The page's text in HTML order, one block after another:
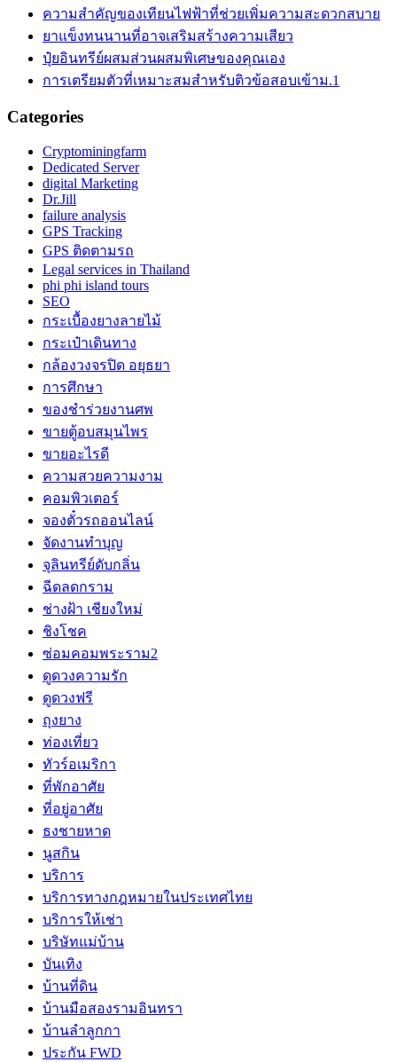
ความสำคัญของเทียนไฟฟ้าที่ช่วยเพิ่มความสะดวกสบาย
ยาแข็งทนนานที่อาจเสริมสร้างความเสียว
ปุ๋ยอินทรีย์ผสมส่วนผสมพิเศษของคุณเอง
การเตรียมตัวที่เหมาะสมสำหรับติวข้อสอบเข้าม.1
Categories
Cryptominingfarm
Dedicated Server
digital Marketing
Dr.Jill
failure analysis
GPS Tracking
GPS ติดตามรถ
Legal services in Thailand
phi phi island tours
SEO
กระเบื้องยางลายไม้
กระเป๋าเดินทาง
กล้องวงจรปิด อยุธยา
การศึกษา
ของชำร่วยงานศพ
ขายตู้อบสมุนไพร
ขายอะไรดี
ความสวยความงาม
คอมพิวเตอร์
จองตั๋วรถออนไลน์
จัดงานทำบุญ
จุลินทรีย์ดับกลิ่น
ฉีดลดกราม
ช่างฝ้า เชียงใหม่
ชิงโชค
ซ่อมคอมพระราม2
ดูดวงความรัก
ดูดวงฟรี
ถุงยาง
ท่องเที่ยว
ทัวร์อเมริกา
ที่พักอาศัย
ที่อยู่อาศัย
ธงชายหาด
นูสกิน
บริการ
บริการทางกฎหมายในประเทศไทย
บริการให้เช่า
บริษัทแม่บ้าน
บันเทิง
บ้านที่ดิน
บ้านมือสองรามอินทรา
บ้านลำลูกกา
ประกัน FWD